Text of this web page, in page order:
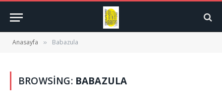
Anasayfa » Babazula
BROWSING: BABAZULA